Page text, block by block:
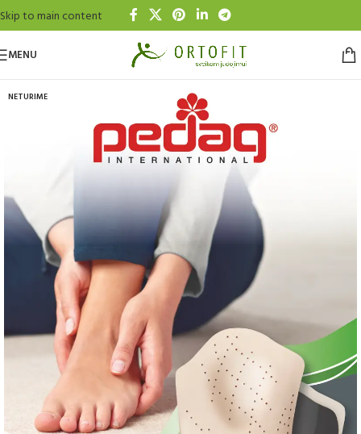
Skip to main content
MENU
NETURIME